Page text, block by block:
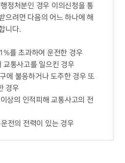
정처분인 경우 이의신청을 통
으려면 다음의 어느 하나에 해
를 초과하여 운전한 경우
교통사고를 일으킨 경우
에 불응하거나 도주한 경우 또
경우
상의 인적피해 교통사고의 전
전의 전력이 있는 경우